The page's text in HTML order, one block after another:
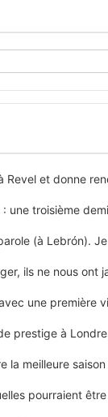
Revel et donne
une troisième
(à Lebrón).
ils ne nous ont
une première
prestige à
la meilleure
pourraient